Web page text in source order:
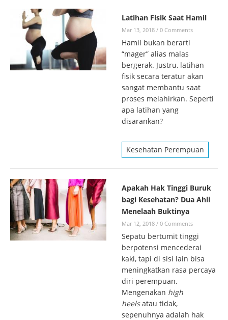
Latihan Fisik Saat Hamil
Mar 13, 2018 / 0 Comments
Hamil bukan berarti
“mager” alias malas
bergerak. Justru, latihan
fisik secara teratur akan
sangat membantu saat
proses melahirkan. Seperti
apa latihan yang
disarankan?
Kesehatan Perempuan
Apakah Hak Tinggi Buruk
bagi Kesehatan? Dua Ahli
Menelaah Buktinya
Mar 12, 2018 / 0 Comments
Sepatu bertumit tinggi
berpotensi mencederai
kaki, tapi di sisi lain bisa
meningkatkan rasa percaya
diri perempuan.
Mengenakan high
heelsatau tidak,
sepenuhnya adalah hak